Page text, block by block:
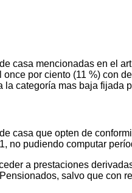
casa mencionadas en el
por ciento (11 %) con
la categoría mas baja fijada
casa que opten de
no pudiendo computar
a prestaciones
salvo que con